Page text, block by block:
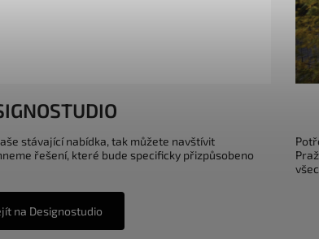
stávající nabídka, tak můžete navštívit
řešení, které bude specificky přizpůsobeno
na Designostudio